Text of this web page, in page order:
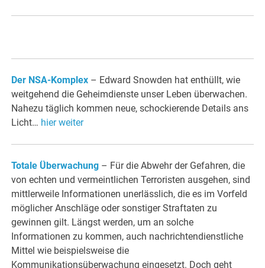
Der NSA-Komplex – Edward Snowden hat enthüllt, wie
weitgehend die Geheimdienste unser Leben überwachen.
Nahezu täglich kommen neue, schockierende Details ans
Licht… hier weiter
Totale Überwachung – Für die Abwehr der Gefahren, die
von echten und vermeintlichen Terroristen ausgehen, sind
mittlerweile Informationen unerlässlich, die es im Vorfeld
möglicher Anschläge oder sonstiger Straftaten zu
gewinnen gilt. Längst werden, um an solche
Informationen zu kommen, auch nachrichtendienstliche
Mittel wie beispielsweise die
Kommunikationsüberwachung eingesetzt. Doch geht